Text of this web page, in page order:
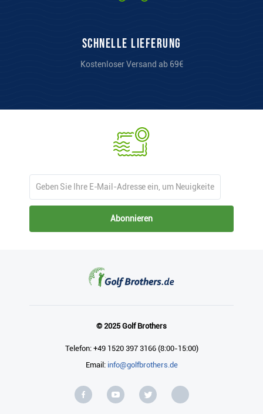
Schnelle Lieferung
Kostenloser Versand ab 69€
Abonnieren
© 2025 Golf Brothers
Telefon: +49 1520 397 3166 (8:00-15:00)
Email: info@golfbrothers.de